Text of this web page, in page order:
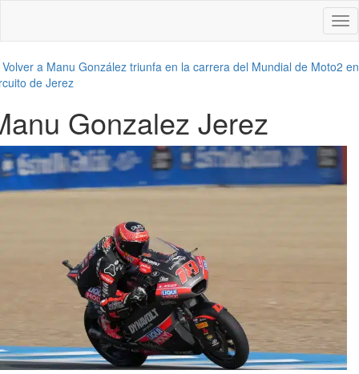
Volver a Manu González triunfa en la carrera del Mundial de Moto2
de Jerez
Gonzalez Jerez